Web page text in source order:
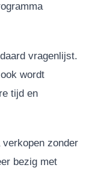
vragenlijst.
wordt
tijd en
zonder
bezig met